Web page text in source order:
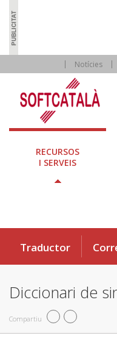
Notícies
RECURSOS
I SERVEIS
Traductor
Diccionari de
Compartiu